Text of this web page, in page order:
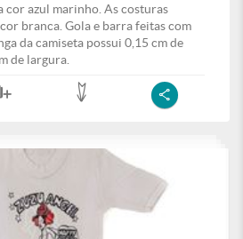
cor azul marinho. As costuras
branca. Gola e barra feitas com
da camiseta possui 0,15 cm de
de largura.